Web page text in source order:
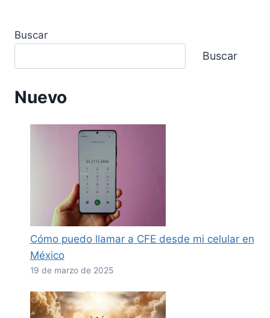
Buscar
Buscar
Nuevo
Cómo puedo llamar a CFE desde mi celular en
México
19 de marzo de 2025